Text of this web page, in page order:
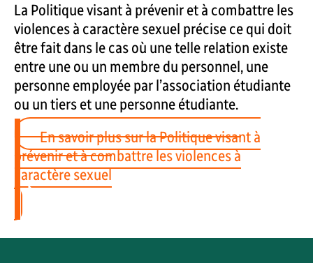
La Politique visant à prévenir et à combattre les
violences à caractère sexuel précise ce qui doit
être fait dans le cas où une telle relation existe
entre une ou un membre du personnel, une
personne employée par l’association étudiante
ou un tiers et une personne étudiante.
En savoir plus sur la Politique visant à
prévenir et à combattre les violences à
caractère sexuel